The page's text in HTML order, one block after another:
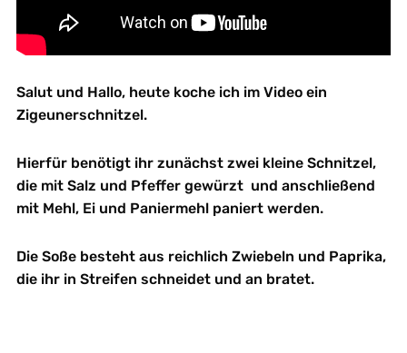
Salut und Hallo, heute koche ich im Video ein
Zigeunerschnitzel.
Hierfür benötigt ihr zunächst zwei kleine Schnitzel,
die mit Salz und Pfeffer gewürzt und anschließend
mit Mehl, Ei und Paniermehl paniert werden.
Die Soße besteht aus reichlich Zwiebeln und Paprika,
die ihr in Streifen schneidet und an bratet.